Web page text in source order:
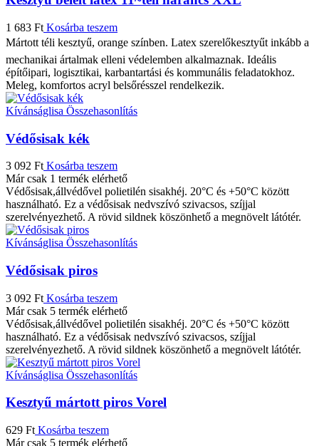
1 683 Ft Kosárba teszem
Mártott téli kesztyű, orange színben. Latex szerelőkesztyűt inkább a
mechanikai ártalmak elleni védelemben alkalmaznak. Ideális
építőipari, logisztikai, karbantartási és kommunális feladatokhoz.
Meleg, komfortos acryl belsőrésszel rendelkezik.
Kívánságlisa Összehasonlítás
Védősisak kék
3 092 Ft Kosárba teszem
Már csak 1 termék elérhető
Védősisak,állvédővel polietilén sisakhéj. 20°C és +50°C között
használható. Ez a védősisak nedvszívó szivacsos, szíjjal
szerelvényezhető. A rövid sildnek köszönhető a megnövelt látótér.
Kívánságlisa Összehasonlítás
Védősisak piros
3 092 Ft Kosárba teszem
Már csak 5 termék elérhető
Védősisak,állvédővel polietilén sisakhéj. 20°C és +50°C között
használható. Ez a védősisak nedvszívó szivacsos, szíjjal
szerelvényezhető. A rövid sildnek köszönhető a megnövelt látótér.
Kívánságlisa Összehasonlítás
Kesztyű mártott piros Vorel
629 Ft Kosárba teszem
Már csak 5 termék elérhető